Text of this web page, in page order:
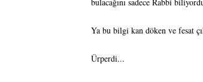
Ya bu bilgi kan döken ve fesat
Ürperdi...